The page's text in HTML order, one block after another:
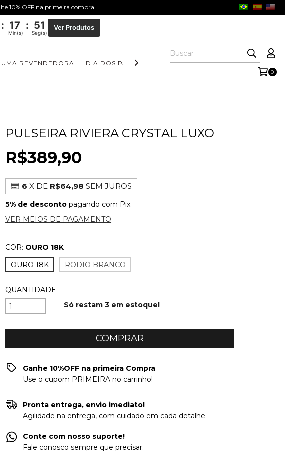
10% OFF na primeira compra
: 17 : 51
Min(s) Seg(s)
Ver Produtos
UMA REVENDEDORA DIA DOS PAIS COLEÇÃO AURORA COLEÇÃO FORM
0
PULSEIRA RIVIERA CRYSTAL LUXO
R$389,90
6 X DE R$64,98 SEM JUROS
5% de desconto pagando com Pix
VER MEIOS DE PAGAMENTO
COR: OURO 18K
OURO 18K
RODIO BRANCO
QUANTIDADE
Só restam3 em estoque!
Ganhe 10%OFF na primeira Compra
Use o cupom PRIMEIRA no carrinho!
Pronta entrega, envio imediato!
Agilidade na entrega, com cuidado em cada detalhe
Conte com nosso suporte!
Fale conosco sempre que precisar.